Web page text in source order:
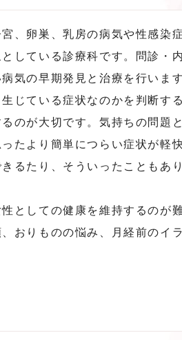
、卵巣、乳房の病気や性感染
している診療科です。問診・
気の早期発見と治療を行いま
じている症状なのかを判断す
のが大切です。気持ちの問題
たより簡単につらい症状が軽
るたり、そういったこともあ
としての健康を維持するのが
おりものの悩み、月経前のイ